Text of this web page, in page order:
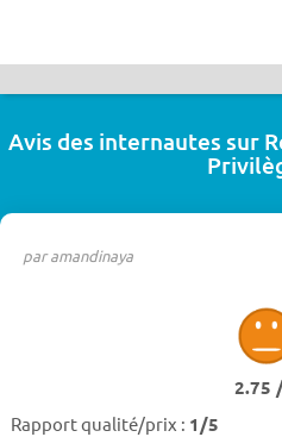
Avis des internautes sur
par amandinaya
2.75
Rapport qualité/prix : 1/5